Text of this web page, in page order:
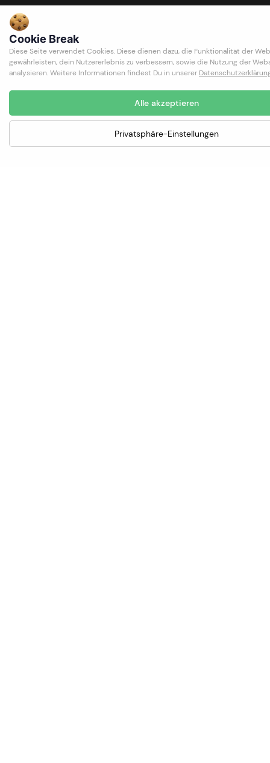
Cookie Break
Diese Seite verwendet Cookies. Diese dienen dazu, die Funktionalität der
gewährleisten, dein Nutzererlebnis zu verbessern, sowie die Nutzung der
analysieren. Weitere Informationen findest Du in unserer
Alle akzeptieren
Privatsphäre-Einstellungen